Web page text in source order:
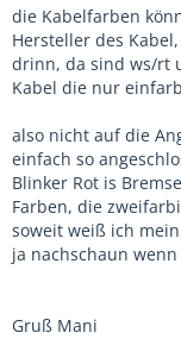
die Kabelfarben
Hersteller des
drinn, da sind ws/rt
Kabel die nur
also nicht auf die
einfach so
Blinker Rot is
Farben, die
soweit weiß ich
ja nachschaun
Gruß Mani